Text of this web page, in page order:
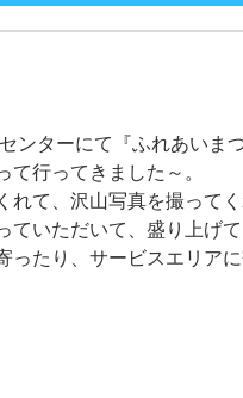
ンターにて『ふれあいま
行ってきました～。
れて、沢山写真を撮って
ていただいて、盛り上げ
ったり、サービスエリア